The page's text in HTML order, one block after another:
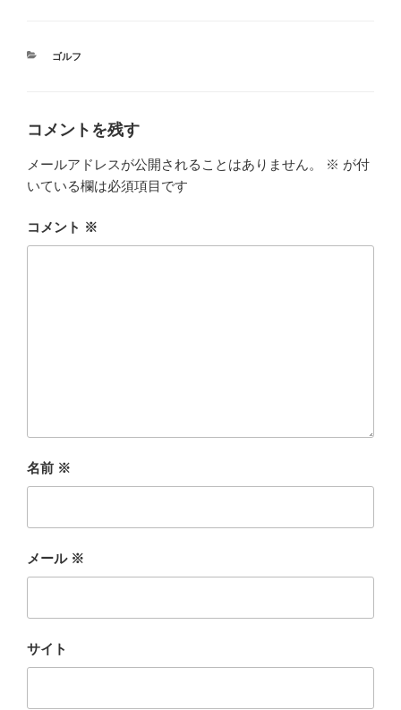
カ
ー
ゴルフ
コメントを残す
メールアドレスが公開されることはありません。 ※ が付
いている欄は必須項目です
コメント ※
名前 ※
メール ※
サイト